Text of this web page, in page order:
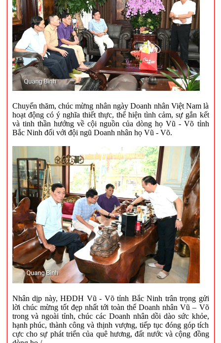
Chuyến thăm, chúc mừng nhân ngày Doanh nhân Việt Nam là
hoạt động có ý nghĩa thiết thực, thể hiện tình cảm, sự gắn kết
và tinh thần hướng về cội nguồn của dòng họ Vũ - Võ tỉnh
Bắc Ninh đối với đội ngũ Doanh nhân họ Vũ - Võ.
Nhân dịp này, HĐDH Vũ - Võ tỉnh Bắc Ninh trân trọng gửi
lời chúc mừng tốt đẹp nhất tới toàn thể Doanh nhân Vũ – Võ
trong và ngoài tỉnh, chúc các Doanh nhân dồi dào sức khỏe,
hạnh phúc, thành công và thịnh vượng, tiếp tục đóng góp tích
cực cho sự phát triển của quê hương, đất nước và cộng đồng